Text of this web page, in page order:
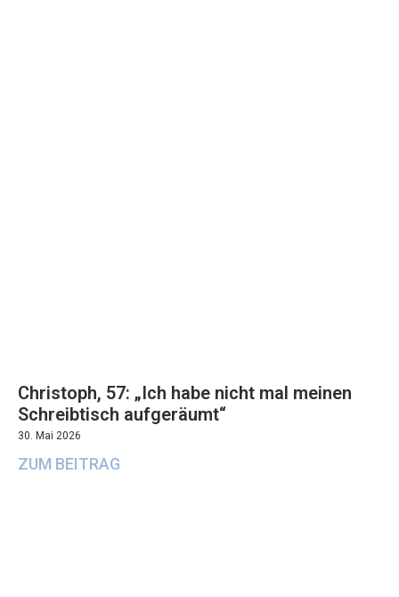
Christoph, 57: „Ich habe nicht mal meinen
Schreibtisch aufgeräumt“
30. Mai 2026
ZUM BEITRAG